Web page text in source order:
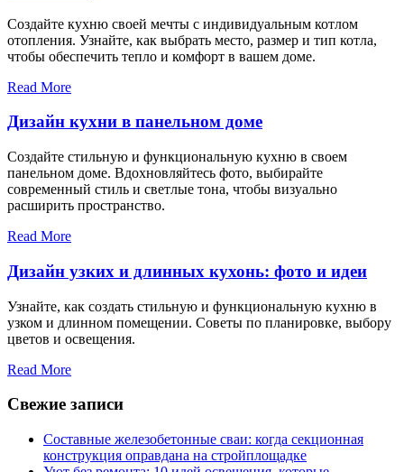
Создайте кухню своей мечты с индивидуальным котлом
отопления. Узнайте, как выбрать место, размер и тип котла,
чтобы обеспечить тепло и комфорт в вашем доме.
Read More
Дизайн кухни в панельном доме
Создайте стильную и функциональную кухню в своем
панельном доме. Вдохновляйтесь фото, выбирайте
современный стиль и светлые тона, чтобы визуально
расширить пространство.
Read More
Дизайн узких и длинных кухонь: фото и идеи
Узнайте, как создать стильную и функциональную кухню в
узком и длинном помещении. Советы по планировке, выбору
цветов и освещения.
Read More
Свежие записи
Составные железобетонные сваи: когда секционная
конструкция оправдана на стройплощадке